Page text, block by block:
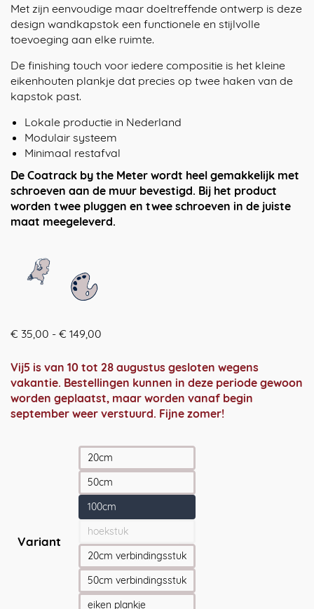
Met zijn eenvoudige maar doeltreffende ontwerp is deze
design wandkapstok een functionele en stijlvolle
toevoeging aan elke ruimte.
De finishing touch voor iedere compositie is het kleine
eikenhouten plankje dat precies op twee haken van de
kapstok past.
Lokale productie in Nederland
Modulair systeem
Minimaal restafval
De Coatrack by the Meter wordt heel gemakkelijk met
schroeven aan de muur bevestigd. Bij het product
worden twee pluggen en twee schroeven in de juiste
maat meegeleverd.
€ 35,00 - € 149,00
tot
€ 149,00
Vij5 is van 10 tot 28 augustus gesloten wegens
vakantie. Bestellingen kunnen in deze periode gewoon
worden geplaatst, maar worden vanaf begin
september weer verstuurd. Fijne zomer!
Variant
20cm
50cm
100cm
hoekstuk
20cm verbindingsstuk
50cm verbindingsstuk
eiken plankje